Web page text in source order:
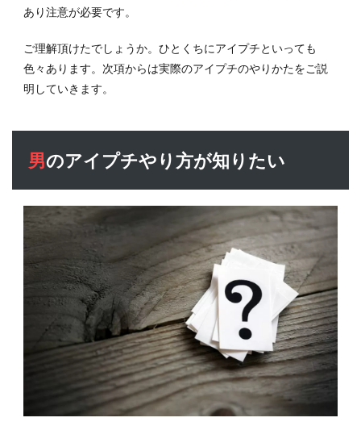
あり注意が必要です。
ご理解頂けたでしょうか。ひとくちにアイプチといっても
色々あります。次項からは実際のアイプチのやりかたをご説
明していきます。
男のアイプチやり方が知りたい